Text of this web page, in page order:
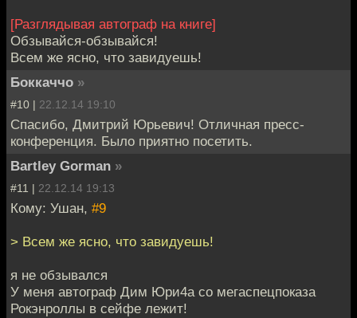
[Разглядывая автограф на книге]
Обзывайся-обзывайся!
Всем же ясно, что завидуешь!
Боккаччо »
#10 | 22.12.14 19:10
Спасибо, Дмитрий Юрьевич! Отличная пресс-
конференция. Было приятно посетить.
Bartley Gorman »
#11 | 22.12.14 19:13
Кому: Ушан, #9
> Всем же ясно, что завидуешь!
я не обзывался
У меня автограф Дим Юри4а со мегаспецпоказа
Рокэнроллы в сейфе лежит!